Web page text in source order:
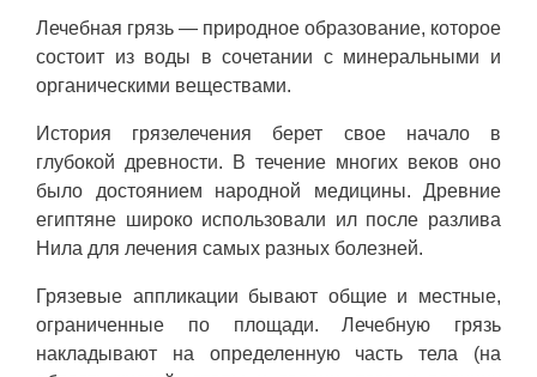
Лечебная грязь — природное образование, которое
состоит из воды в сочетании с минеральными и
органическими веществами.
История грязелечения берет свое начало в
глубокой древности. В течение многих веков оно
было достоянием народной медицины. Древние
египтяне широко использовали ил после разлива
Нила для лечения самых разных болезней.
Грязевые аппликации бывают общие и местные,
ограниченные по площади. Лечебную грязь
накладывают на определенную часть тела (на